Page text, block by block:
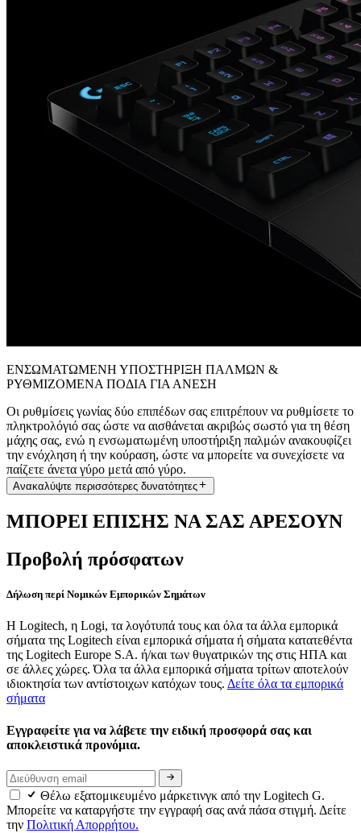
ΕΝΣΩΜΑΤΩΜΕΝΗ ΥΠΟΣΤΗΡΙΞΗ ΠΑΛΜΩΝ &
ΡΥΘΜΙΖΟΜΕΝΑ ΠΟΔΙΑ ΓΙΑ ΑΝΕΣΗ
Οι ρυθμίσεις γωνίας δύο επιπέδων σας επιτρέπουν να ρυθμίσετε το
πληκτρολόγιό σας ώστε να αισθάνεται ακριβώς σωστό για τη θέση
μάχης σας, ενώ η ενσωματωμένη υποστήριξη παλμών ανακουφίζει
την ενόχληση ή την κούραση, ώστε να μπορείτε να συνεχίσετε να
παίζετε άνετα γύρο μετά από γύρο.
Ανακαλύψτε περισσότερες δυνατότητες
ΜΠΟΡΕΙ ΕΠΙΣΗΣ ΝΑ ΣΑΣ ΑΡΕΣΟΥΝ
Προβολή πρόσφατων
Δήλωση περί Νομικών Εμπορικών Σημάτων
Η Logitech, η Logi, τα λογότυπά τους και όλα τα άλλα εμπορικά
σήματα της Logitech είναι εμπορικά σήματα ή σήματα κατατεθέντα
της Logitech Europe S.A. ή/και των θυγατρικών της στις ΗΠΑ και
σε άλλες χώρες. Όλα τα άλλα εμπορικά σήματα τρίτων αποτελούν
ιδιοκτησία των αντίστοιχων κατόχων τους. Δείτε όλα τα εμπορικά
σήματα
Εγγραφείτε για να λάβετε την ειδική προσφορά σας και
αποκλειστικά προνόμια.
Θέλω εξατομικευμένο μάρκετινγκ από την Logitech G.
Μπορείτε να καταργήστε την εγγραφή σας ανά πάσα στιγμή. Δείτε
την Πολιτική Απορρήτου.